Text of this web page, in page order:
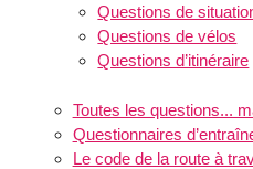
Questions de
Questions de vélos
Questions d’itinéraire
Toutes les questions...
Questionnaires
Le code de la route à